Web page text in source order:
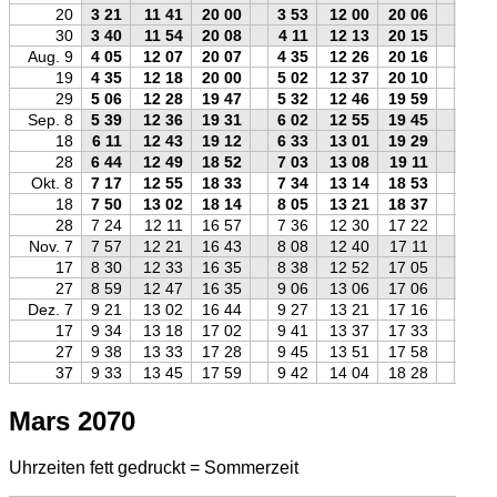
20
3 21 11 41 20 00 3 53 12 00 20 06
30
3 40 11 54 20 08 4 11 12 13 20 15
Aug. 9
4 05 12 07 20 07 4 35 12 26 20 16
19
4 35 12 18 20 00 5 02 12 37 20 10
29
5 06 12 28 19 47 5 32 12 46 19 59
Sep. 8
5 39 12 36 19 31 6 02 12 55 19 45
18
6 11 12 43 19 12 6 33 13 01 19 29
28
6 44 12 49 18 52 7 03 13 08 19 11
Okt. 8
7 17 12 55 18 33 7 34 13 14 18 53
18
7 50 13 02 18 14 8 05 13 21 18 37
28
7 24 12 11 16 57 7 36 12 30 17 22
Nov. 7
7 57 12 21 16 43 8 08 12 40 17 11
17
8 30 12 33 16 35 8 38 12 52 17 05
27
8 59 12 47 16 35 9 06 13 06 17 06
Dez. 7
9 21 13 02 16 44 9 27 13 21 17 16
17
9 34 13 18 17 02 9 41 13 37 17 33
27
9 38 13 33 17 28 9 45 13 51 17 58
37
9 33 13 45 17 59 9 42 14 04 18 28
Mars 2070
Uhrzeiten fett gedruckt = Sommerzeit